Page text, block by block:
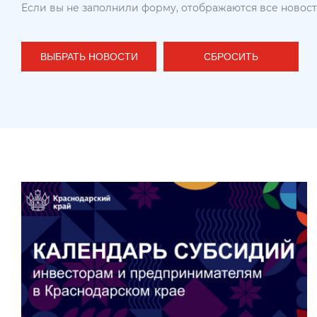
Если вы не заполнили форму, отображаются все
ВЫБРАТЬ НОВОСТИ СБРОСИТЬ